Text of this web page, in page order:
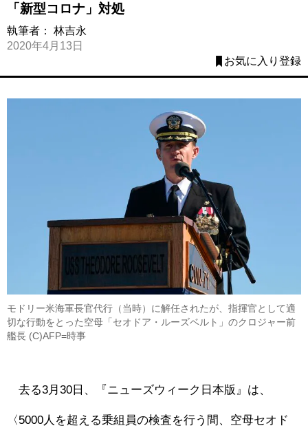
「新型コロナ」対処
執筆者： 林吉永
2020年4月13日
お気に入り登録
モドリー米海軍長官代行（当時）に解任されたが、指揮官として適
切な行動をとった空母「セオドア・ルーズベルト」のクロジャー前
艦長 (C)AFP=時事
去る3月30日、『ニューズウィーク日本版』は、
〈5000人を超える乗組員の検査を行う間、空母セオド